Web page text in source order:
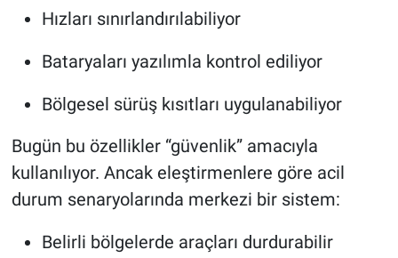
Hızları sınırlandırılabiliyor
Bataryaları yazılımla kontrol ediliyor
Bölgesel sürüş kısıtları uygulanabiliyor
Bugün bu özellikler “güvenlik” amacıyla
kullanılıyor. Ancak eleştirmenlere göre acil
durum senaryolarında merkezi bir sistem:
Belirli bölgelerde araçları durdurabilir